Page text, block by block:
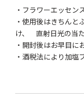
・フラワーエッセン
・使用後はきちんと
け、 直射日光の当
・開封後はお早目に
・酒税法により加塩